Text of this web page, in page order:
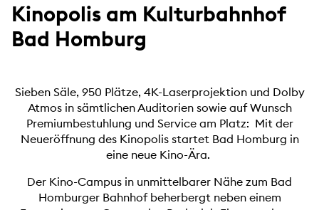
Kinopolis am Kulturbahnhof
Bad Homburg
Sieben Säle, 950 Plätze, 4K-Laserprojektion und Dolby
Atmos in sämtlichen Auditorien sowie auf Wunsch
Premiumbestuhlung und Service am Platz: Mit der
Neueröffnung des Kinopolis startet Bad Homburg in
eine neue Kino-Ära.
Der Kino-Campus in unmittelbarer Nähe zum Bad
Homburger Bahnhof beherbergt neben einem